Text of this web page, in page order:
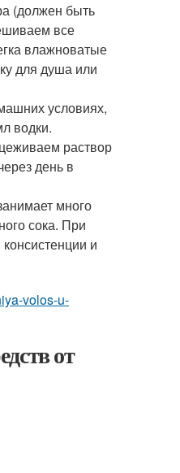
(должен быть
все
влажноватые
для душа или
условиях,
водки.
раствор
день в
много
сока. При
и
volos-u-
от